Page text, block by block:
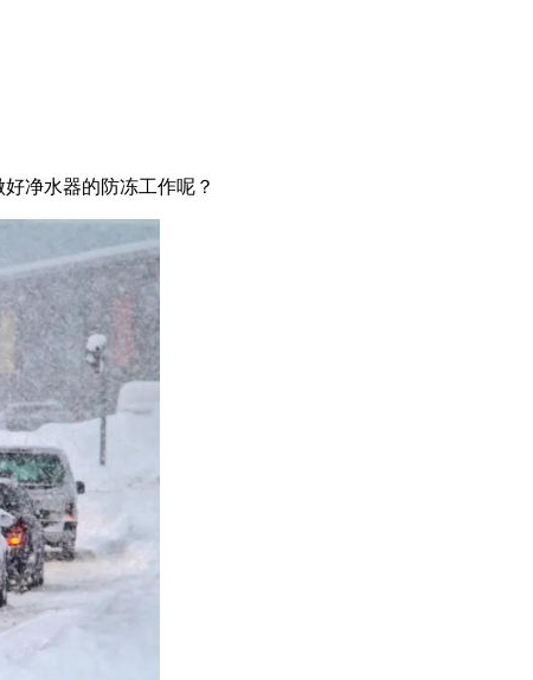
净水器的防冻工作呢？